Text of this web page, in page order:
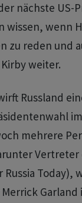
nächste US-
wissen, wenn
zu reden und
weiter.
Russland
mehrere
Vertreter
Today),